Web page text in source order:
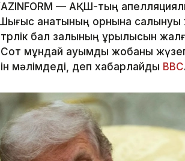
— АҚШ-тың
қанатының орнына
бал залының құрылысын
мұндай ауқымды жобаны
мәлімдеді, деп хабарлайды BBC.